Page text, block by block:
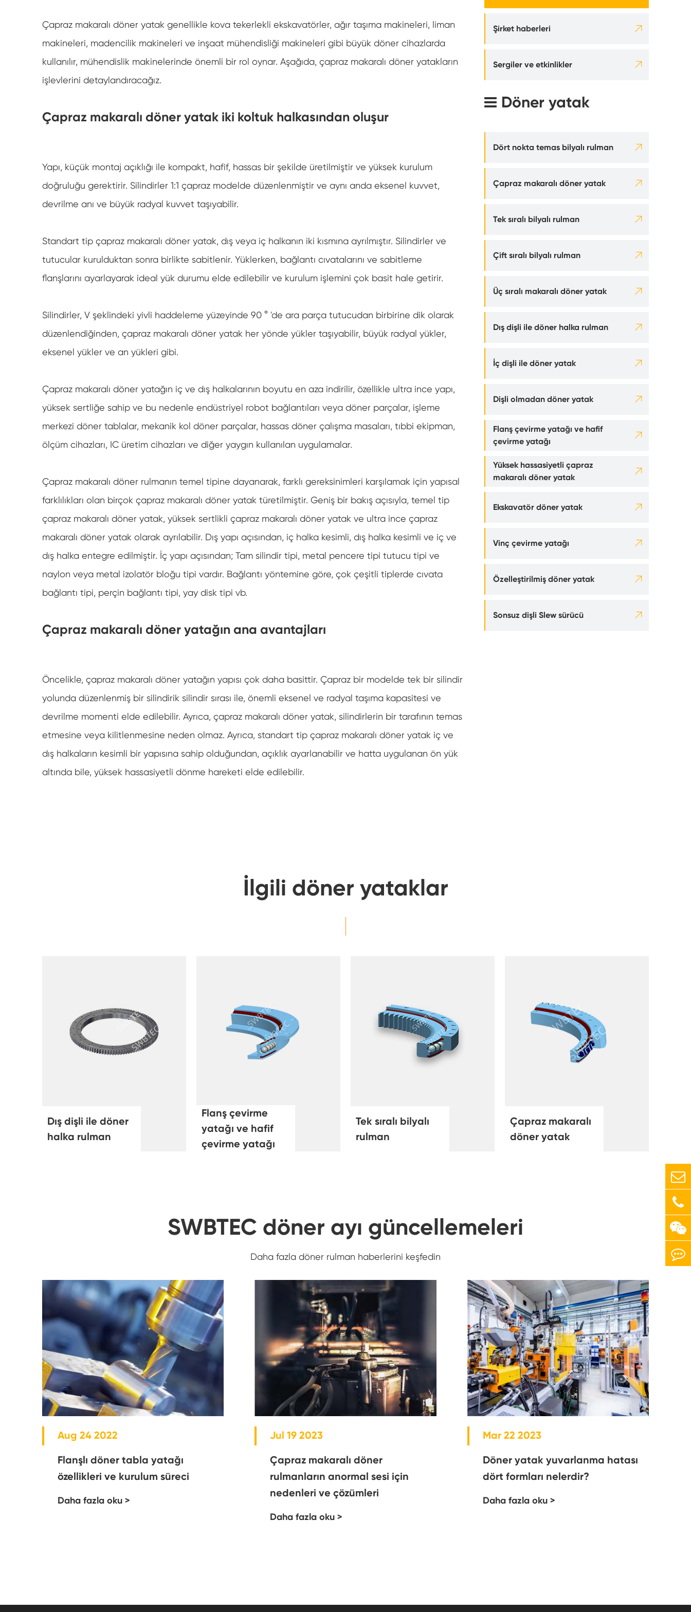
Ekskavatör döner yatak Vinç çevirme yatağı
Özelleştirilmiş döner yatak Sonsuz dişli Slew sürücü
Çapraz makaralı döner yatak genellikle kova tekerlekli ekskavatörler, ağır taşıma makineleri, liman
makineleri, madencilik makineleri ve inşaat mühendisliği makineleri gibi büyük döner cihazlarda
kullanılır, mühendislik makinelerinde önemli bir rol oynar. Aşağıda, çapraz makaralı döner yatakların
işlevlerini detaylandıracağız.
Çapraz makaralı döner yatak iki koltuk halkasından oluşur
Yapı, küçük montaj açıklığı ile kompakt, hafif, hassas bir şekilde üretilmiştir ve yüksek kurulum
doğruluğu gerektirir. Silindirler 1:1 çapraz modelde düzenlenmiştir ve aynı anda eksenel kuvvet,
devrilme anı ve büyük radyal kuvvet taşıyabilir.
Standart tip çapraz makaralı döner yatak, dış veya iç halkanın iki kısmına ayrılmıştır. Silindirler ve
tutucular kurulduktan sonra birlikte sabitlenir. Yüklerken, bağlantı cıvatalarını ve sabitleme
flanşlarını ayarlayarak ideal yük durumu elde edilebilir ve kurulum işlemini çok basit hale getirir.
Silindirler, V şeklindeki yivli haddeleme yüzeyinde 90 ° 'de ara parça tutucudan birbirine dik olarak
düzenlendiğinden, çapraz makaralı döner yatak her yönde yükler taşıyabilir, büyük radyal yükler,
eksenel yükler ve an yükleri gibi.
Çapraz makaralı döner yatağın iç ve dış halkalarının boyutu en aza indirilir, özellikle ultra ince yapı,
yüksek sertliğe sahip ve bu nedenle endüstriyel robot bağlantıları veya döner parçalar, işleme
merkezi döner tablalar, mekanik kol döner parçalar, hassas döner çalışma masaları, tıbbi ekipman,
ölçüm cihazları, IC üretim cihazları ve diğer yaygın kullanılan uygulamalar.
Çapraz makaralı döner rulmanın temel tipine dayanarak, farklı gereksinimleri karşılamak için yapısal
farklılıkları olan birçok çapraz makaralı döner yatak türetilmiştir. Geniş bir bakış açısıyla, temel tip
çapraz makaralı döner yatak, yüksek sertlikli çapraz makaralı döner yatak ve ultra ince çapraz
makaralı döner yatak olarak ayrılabilir. Dış yapı açısından, iç halka kesimli, dış halka kesimli ve iç ve
dış halka entegre edilmiştir. İç yapı açısından; Tam silindir tipi, metal pencere tipi tutucu tipi ve
naylon veya metal izolatör bloğu tipi vardır. Bağlantı yöntemine göre, çok çeşitli tiplerde cıvata
bağlantı tipi, perçin bağlantı tipi, yay disk tipi vb.
Çapraz makaralı döner yatağın ana avantajları
Öncelikle, çapraz makaralı döner yatağın yapısı çok daha basittir. Çapraz bir modelde tek bir silindir
yolunda düzenlenmiş bir silindirik silindir sırası ile, önemli eksenel ve radyal taşıma kapasitesi ve
devrilme momenti elde edilebilir. Ayrıca, çapraz makaralı döner yatak, silindirlerin bir tarafının temas
etmesine veya kilitlenmesine neden olmaz. Ayrıca, standart tip çapraz makaralı döner yatak iç ve
dış halkaların kesimli bir yapısına sahip olduğundan, açıklık ayarlanabilir ve hatta uygulanan ön yük
altında bile, yüksek hassasiyetli dönme hareketi elde edilebilir.
Şirket haberleri 
Sergiler ve etkinlikler 
Döner yatak
Dört nokta temas bilyalı rulman 
Çapraz makaralı döner yatak 
Tek sıralı bilyalı rulman 
Çift sıralı bilyalı rulman 
Üç sıralı makaralı döner yatak 
Dış dişli ile döner halka rulman 
İç dişli ile döner yatak 
Dişli olmadan döner yatak 
Flanş çevirme yatağı ve hafif
çevirme yatağı

Yüksek hassasiyetli çapraz
makaralı döner yatak

Ekskavatör döner yatak 
Vinç çevirme yatağı 
Özelleştirilmiş döner yatak 
Sonsuz dişli Slew sürücü 
İlgili döner yataklar
Dış dişli ile döner
halka rulman
Flanş çevirme
yatağı ve hafif
çevirme yatağı
Tek sıralı bilyalı
rulman
Çapraz makaralı
döner yatak
SWBTEC döner ayı güncellemeleri
Daha fazla döner rulman haberlerini keşfedin
Aug 24 2022
Flanşlı döner tabla yatağı
özellikleri ve kurulum süreci
Daha fazla oku >
Jul 19 2023
Çapraz makaralı döner
rulmanların anormal sesi için
nedenleri ve çözümleri
Daha fazla oku >
Mar 22 2023
Döner yatak yuvarlanma hatası
dört formları nelerdir?
Daha fazla oku >